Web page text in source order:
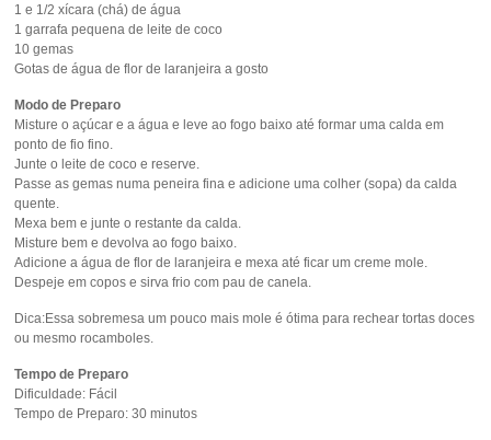
1 e 1/2 xícara (chá) de água
1 garrafa pequena de leite de coco
10 gemas
Gotas de água de flor de laranjeira a gosto
Modo de Preparo
Misture o açúcar e a água e leve ao fogo baixo até formar uma calda em
ponto de fio fino.
Junte o leite de coco e reserve.
Passe as gemas numa peneira fina e adicione uma colher (sopa) da calda
quente.
Mexa bem e junte o restante da calda.
Misture bem e devolva ao fogo baixo.
Adicione a água de flor de laranjeira e mexa até ficar um creme mole.
Despeje em copos e sirva frio com pau de canela.
Dica:Essa sobremesa um pouco mais mole é ótima para rechear tortas doces
ou mesmo rocamboles.
Tempo de Preparo
Dificuldade: Fácil
Tempo de Preparo: 30 minutos